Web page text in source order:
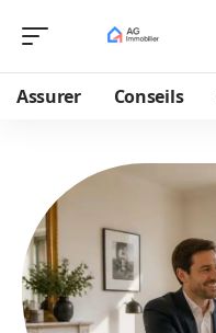
Assurer Conseils